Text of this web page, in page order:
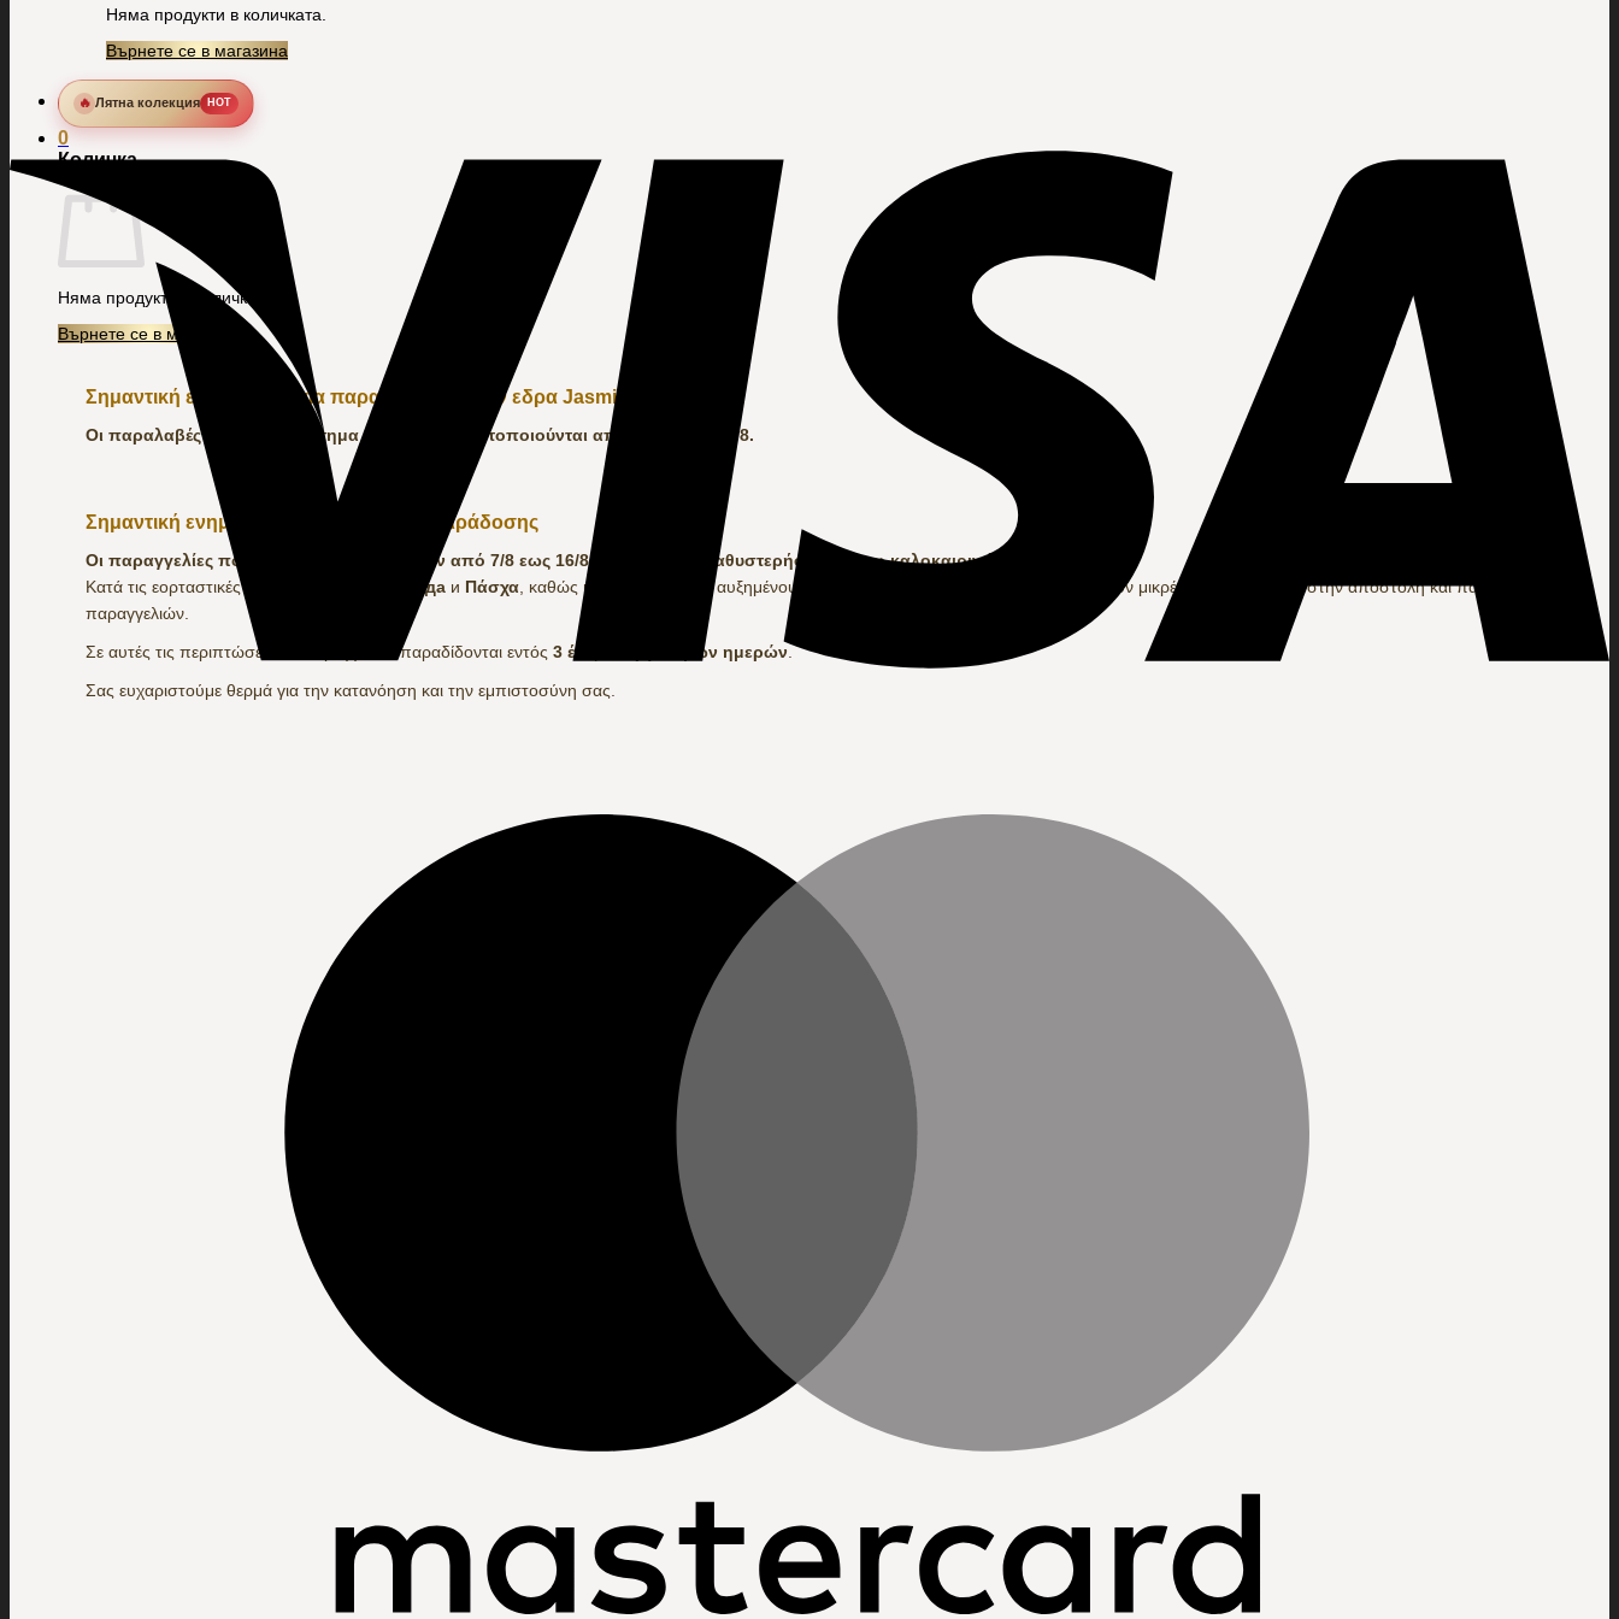
Няма продукти в количката.
Върнете се в магазина
🔥 Лятна колекция HOT
0
Количка
Няма продукти в количката.
Върнете се в магазина
Σημαντική ενημέρωση για παραλαβή απο την εδρα JasmineDR
Οι παραλαβές από το κατάστημα δεν θα πραγματοποιούνται από 10/8 έως 16/08.
Σημαντική ενημέρωση για τον χρόνο παράδοσης
Οι παραγγελίες που θα πραγματοποιηθούν από 7/8 εως 16/8, ενδέχεται να καθυστερήσουν λόγω καλοκαιρινών αδειών.
Κατά τις εορταστικές περιόδους, όπως
Коледа и Πάσχα , καθώς και σε περιόδους αυξημένου όγκου παραγγελιών, ενδέχεται να υπάρξουν μικρές καθυστερήσεις στην αποστολή και παράδοση των
παραγγελιών.
Σε αυτές τις περιπτώσεις, οι παραγγελίες παραδίδονται εντός 3 έως 10 εργάσιμων ημερών.
Σας ευχαριστούμε θερμά για την κατανόηση και την εμπιστοσύνη σας.